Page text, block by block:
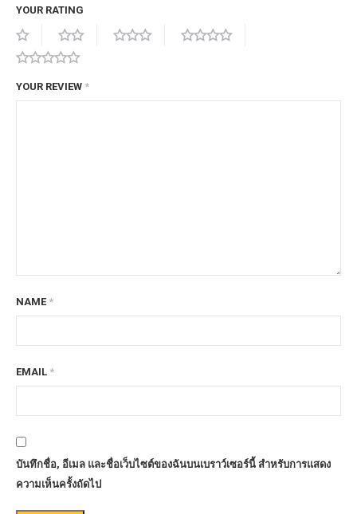
YOUR RATING
YOUR REVIEW *
NAME *
EMAIL *
บันทึกชื่อ, อีเมล และชื่อเว็บไซต์ของฉันบนเบราว์เซอร์นี้ สำหรับการแสดง
ความเห็นครั้งถัดไป